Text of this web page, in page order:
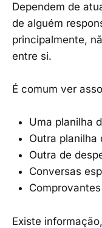
Dependem de
de alguém
principalmente,
entre si.
É comum ver
Uma planilha
Outra planilha
Outra de
Conversas
Existe